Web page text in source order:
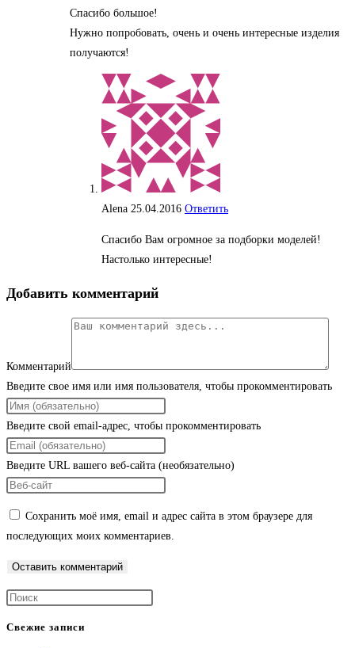
Спасибо большое!
Нужно попробовать, очень и очень интересные изделия
получаются!
Alena 25.04.2016 Ответить
Спасибо Вам огромное за подборки моделей!
Настолько интересные!
Добавить комментарий
Комментарий
Введите свое имя или имя пользователя, чтобы прокомментировать
Введите свой email-адрес, чтобы прокомментировать
Введите URL вашего веб-сайта (необязательно)
Сохранить моё имя, email и адрес сайта в этом браузере для
последующих моих комментариев.
Свежие записи